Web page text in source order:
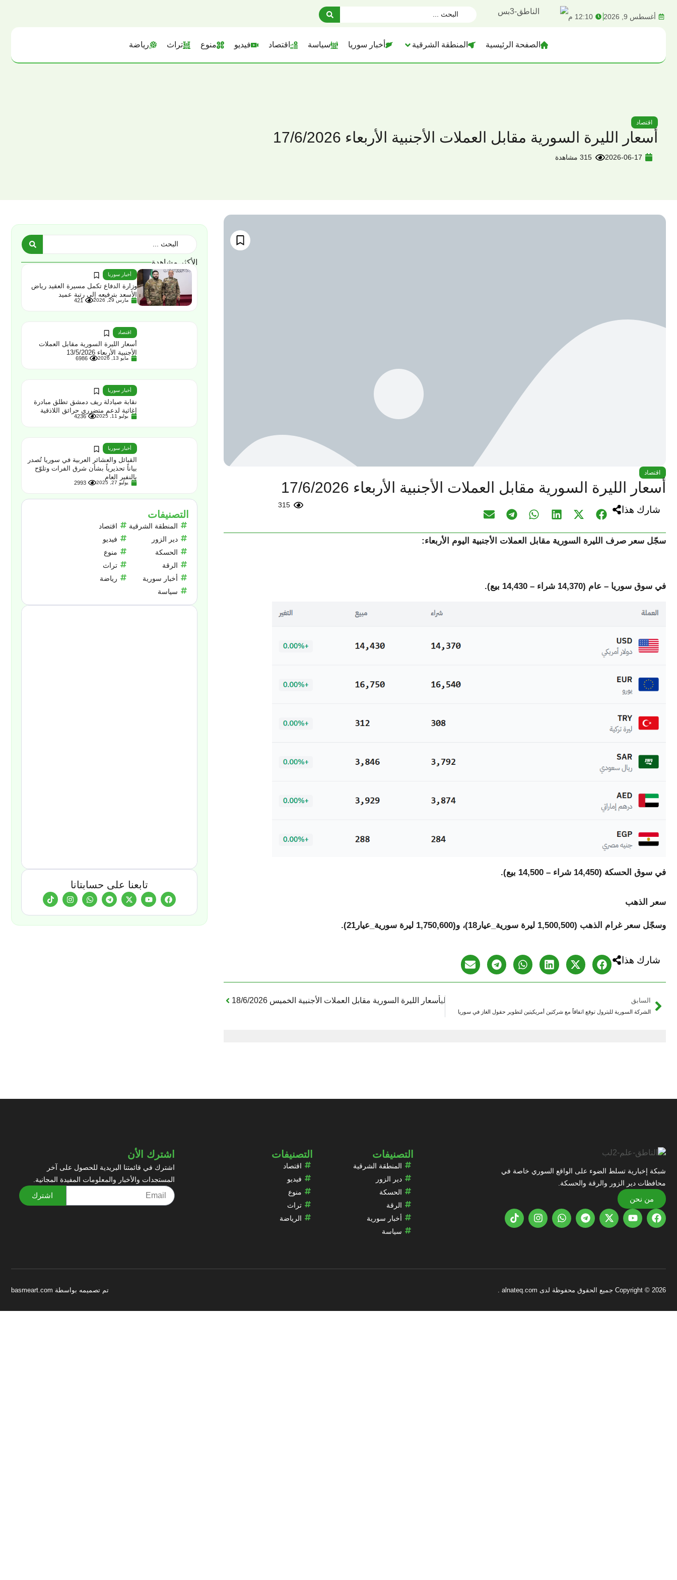
أغسطس 9, 2026 12:10 م
الصفحة الرئيسية المنطقة الشرقية أخبار سوريا سياسة اقتصاد فيديو منوع تراث رياضة
اقتصاد
أسعار الليرة السورية مقابل العملات الأجنبية الأربعاء 17/6/2026
2026-06-17 315 مشاهدة
اقتصاد
أسعار الليرة السورية مقابل العملات الأجنبية الأربعاء 17/6/2026
شارك هذا 315
سجّل سعر صرف الليرة السورية مقابل العملات الأجنبية اليوم الأربعاء:
في سوق سوريا – عام (14,370 شراء – 14,430 بيع).
في سوق الحسكة (14,450 شراء – 14,500 بيع).
سعر الذهب
وسجّل سعر غرام الذهب (1,500,500 ليرة سورية_عيار18)، و(1,750,600 ليرة سورية_عيار21).
شارك هذا
السابق
الشركة السورية للبترول توقع اتفاقاً مع شركتين أمريكيتين لتطوير حقول الغاز في سوريا
التاليأسعار الليرة السورية مقابل العملات الأجنبية الخميس 18/6/2026
الأكثر مشاهدة
أخبار سوريا
وزارة الدفاع تكمل مسيرة العقيد رياض
الأسعد بترفيعه إلى رتبة عميد
مارس 29, 2026 421
اقتصاد
أسعار الليرة السورية مقابل العملات
الأجنبية الأربعاء 13/5/2026
مايو 13, 2026 6986
أخبار سوريا
نقابة صيادلة ريف دمشق تطلق مبادرة
إغاثية لدعم متضرري حرائق اللاذقية
يوليو 11, 2025 4236
أخبار سوريا
القبائل والعشائر العربية في سوريا تُصدر
بياناً تحذيرياً بشأن شرق الفرات وتلوّح
بالنفير العام
يوليو 27, 2025 2993
التصنيفات
المنطقة الشرقية
دير الزور
الحسكة
الرقة
أخبار سورية
سياسة
اقتصاد
فيديو
منوع
تراث
رياضة
تابعنا على حسابتانا
شبكة إخبارية تسلط الضوء على الواقع السوري خاصة في
محافظات دير الزور والرقة والحسكة.
من نحن
التصنيفات
المنطقة الشرقية
دير الزور
الحسكة
الرقة
أخبار سورية
سياسة
التصنيفات
اقتصاد
فيديو
منوع
تراث
الرياضة
اشترك الأن
اشترك في قائمتنا البريدية للحصول على آخر
المستجدات والأخبار والمعلومات المفيدة المجانية.
اشترك
Copyright © 2026 جميع الحقوق محفوظة لدى alnateq.com . تم تصميمه بواسطة basmeart.com